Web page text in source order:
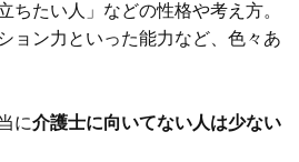
ちたい人」などの性格や考え方。
ョン力といった能力など、色々あ
に介護士に向いてない人は少ない